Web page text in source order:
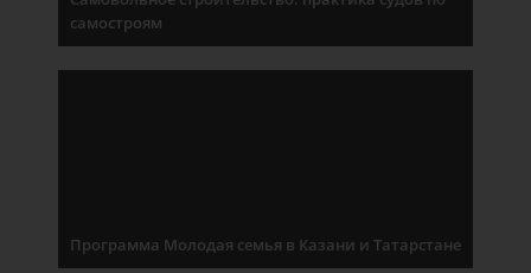
самостроям
Программа Молодая семья в Казани и Татарстане